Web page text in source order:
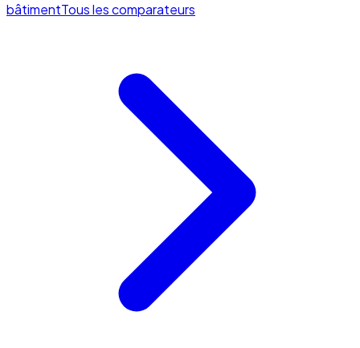
bâtimentTous les comparateurs